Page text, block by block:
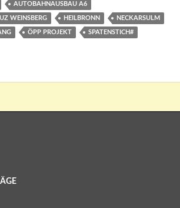
AUTOBAHNAUSBAU A6
WEINSBERG HEILBRONN NECKARSULM
ÖPP PROJEKT SPATENSTICH#